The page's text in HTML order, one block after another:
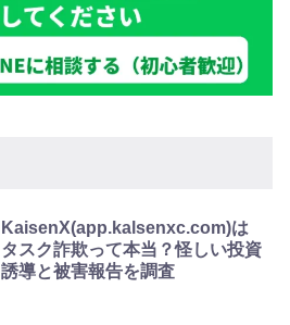
KaisenX(app.kalsenxc.com)は
タスク詐欺って本当？怪しい投資
誘導と被害報告を調査